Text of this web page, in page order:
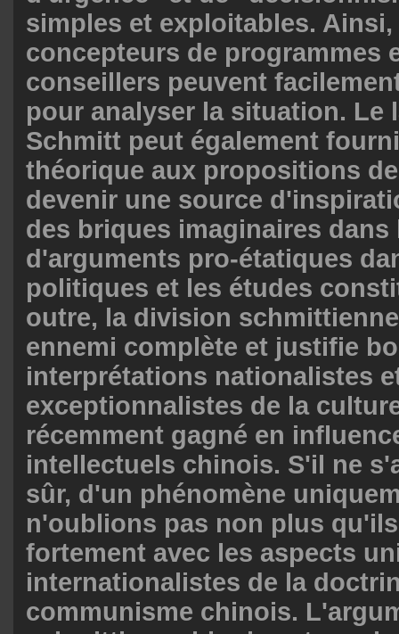
simples et exploitables. Ainsi,
concepteurs de programmes
conseillers peuvent
pour analyser la situation. Le
Schmitt peut également
théorique aux propositions
devenir une source
des briques imaginaires
d'arguments pro-étatiques
politiques et les études
outre, la division
ennemi complète et justifie
interprétations nationalistes
exceptionnalistes de la
récemment gagné en
intellectuels chinois. S'il ne
sûr, d'un phénomène
n'oublions pas non plus
fortement avec les aspects
internationalistes de la
communisme chinois.